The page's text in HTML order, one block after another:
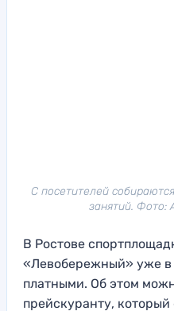
С посетителей
занятий. Фото:
В Ростове
«Левобережный» уже в
платными. Об этом
прейскуранту,